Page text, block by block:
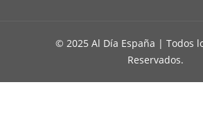
© 2025 Al Día España | Todos
Reservados.